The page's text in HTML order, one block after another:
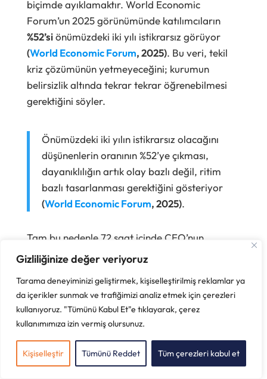
Gizliliğinize değer veriyoruz
Tarama deneyiminizi geliştirmek, kişiselleştirilmiş reklamlar ya
da içerikler sunmak ve trafiğimizi analiz etmek için çerezleri
kullanıyoruz. "Tümünü Kabul Et"e tıklayarak, çerez
kullanımımıza izin vermiş olursunuz.
Kişiselleştir Tümünü Reddet Tüm çerezleri kabul et
biçimde ayıklamaktır. World Economic
Forum’un 2025 görünümünde katılımcıların
%52’siönümüzdeki iki yılı istikrarsız görüyor
(World Economic Forum, 2025). Bu veri, tekil
kriz çözümünün yetmeyeceğini; kurumun
belirsizlik altında tekrar tekrar öğrenebilmesi
gerektiğini söyler.
Önümüzdeki iki yılın istikrarsız olacağını
düşünenlerin oranının %52’ye çıkması,
dayanıklılığın artık olay bazlı değil, ritim
bazlı tasarlanması gerektiğini gösteriyor
(World Economic Forum, 2025).
Tam bu nedenle 72 saat içinde CEO’nun
masasında üç soru netleşmelidir: Ne öğrendik?
Hangi rol belirsiz kaldı? Hangi geri bildirim
mekanizması kalıcı hale gelecek? Kısa bir
günlük değerlendirme, çapraz fonksiyonlu bir
karar masası ve sahadan yukarı akan tek
tepki süresini ciddi biçimde kısaltır.